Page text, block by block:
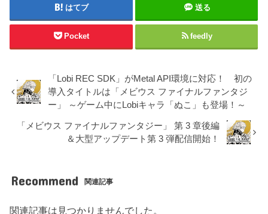
はてブ 送る
Pocket feedly
「Lobi REC SDK」がMetal API環境に対応！ 初の
導入タイトルは「メビウス ファイナルファンタジ
ー」 ～ゲーム中にLobiキャラ「ぬこ」も登場！～
「メビウス ファイナルファンタジー」 第 3 章後編
＆大型アップデート第 3 弾配信開始！
Recommend 関連記事
関連記事は見つかりませんでした。